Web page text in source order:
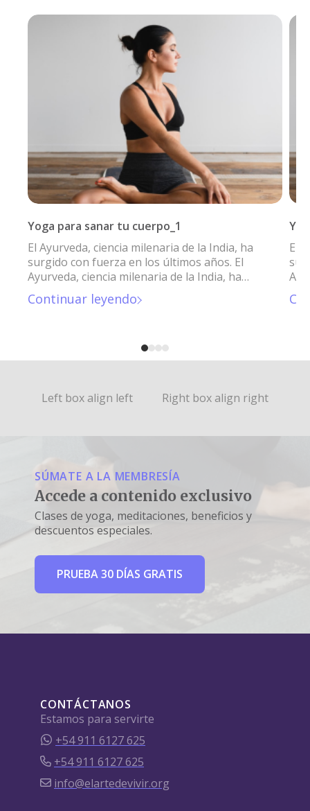
Yoga para sanar tu cuerpo_1
El Ayurveda, ciencia milenaria de la India, ha
surgido con fuerza en los últimos años. El
Ayurveda, ciencia milenaria de la India, ha
surgido con fuerza en los últimos años.
Continuar leyendo
El
Left box align left Right box align right
SÚMATE A LA MEMBRESÍA
Accede a contenido exclusivo
Clases de yoga, meditaciones, beneficios y
descuentos especiales.
PRUEBA 30 DÍAS GRATIS
CONTÁCTANOS
Estamos para servirte
+54 911 6127 625
+54 911 6127 625
info@elartedevivir.org